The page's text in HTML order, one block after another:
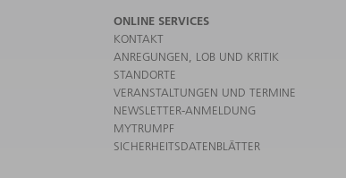
ONLINE SERVICES
KONTAKT
ANREGUNGEN, LOB UND KRITIK
STANDORTE
VERANSTALTUNGEN UND TERMINE
NEWSLETTER-ANMELDUNG
MYTRUMPF
SICHERHEITSDATENBLÄTTER